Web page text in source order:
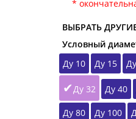
*
ВЫБРАТЬ
Условный
Ду 10
Ду 15
Ду 32 Ду 40
Ду 80 Ду 100